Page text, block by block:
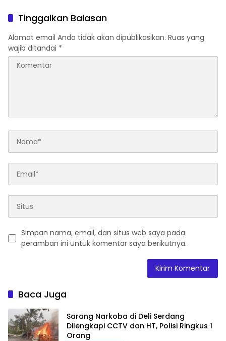
Tinggalkan Balasan
Alamat email Anda tidak akan dipublikasikan. Ruas yang
wajib ditandai *
Simpan nama, email, dan situs web saya pada
peramban ini untuk komentar saya berikutnya.
Baca Juga
Sarang Narkoba di Deli Serdang
Dilengkapi CCTV dan HT, Polisi Ringkus 1
Orang